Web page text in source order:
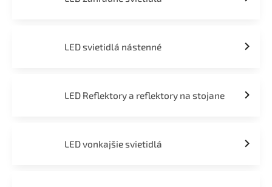
LED svietidlá nástenné
LED Reflektory a reflektory na stojane
LED vonkajšie svietidlá